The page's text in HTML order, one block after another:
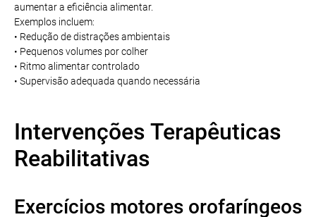
aumentar a eficiência alimentar.
Exemplos incluem:
• Redução de distrações ambientais
• Pequenos volumes por colher
• Ritmo alimentar controlado
• Supervisão adequada quando necessária
Intervenções Terapêuticas
Reabilitativas
Exercícios motores orofaríngeos